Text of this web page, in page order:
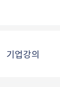
기업강의